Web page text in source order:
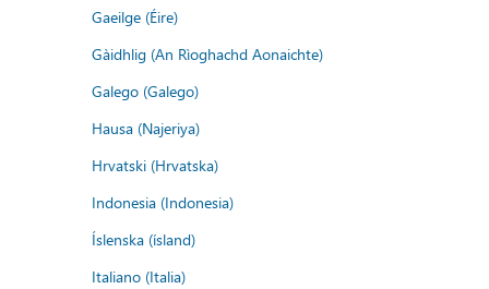
Gaeilge (Éire)
Gàidhlig (An Rìoghachd Aonaichte)
Galego (Galego)
Hausa (Najeriya)
Hrvatski (Hrvatska)
Indonesia (Indonesia)
Íslenska (ísland)
Italiano (Italia)